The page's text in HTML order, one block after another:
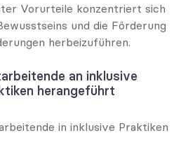
Vorurteile konzentriert sich
und die Förderung
herbeizuführen.
an inklusive
herangeführt
in inklusive Praktiken